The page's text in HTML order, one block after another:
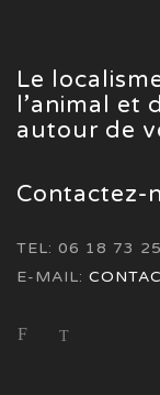
Le
l’animal et
autour de
Contactez-
TEL: 06 18 73
E-MAIL: